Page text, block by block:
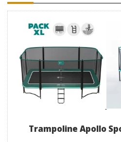
Trampoline Apollo